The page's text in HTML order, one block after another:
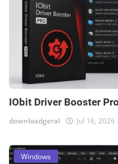
IObit Driver Booster
downloadgeral Jul 16, 2026
Windows